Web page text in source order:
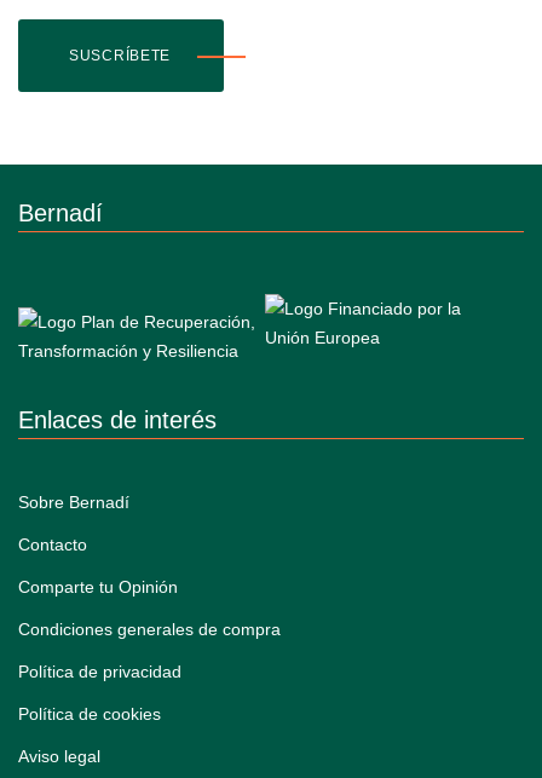
SUSCRÍBETE
Bernadí
Enlaces de interés
Sobre Bernadí
Contacto
Comparte tu Opinión
Condiciones generales de compra
Política de privacidad
Política de cookies
Aviso legal